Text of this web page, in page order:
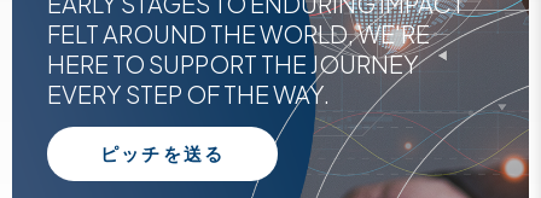
FELT AROUND THE WORLD, WE'RE
HERE TO SUPPORT THE JOURNEY
EVERY STEP OF THE WAY.
ピッチを送る